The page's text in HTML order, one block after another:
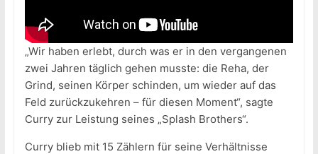
„Wir haben erlebt, durch was er in den vergangenen
zwei Jahren täglich gehen musste: die Reha, der
Grind, seinen Körper schinden, um wieder auf das
Feld zurückzukehren – für diesen Moment“, sagte
Curry zur Leistung seines „Splash Brothers“.
Curry blieb mit 15 Zählern für seine Verhältnisse